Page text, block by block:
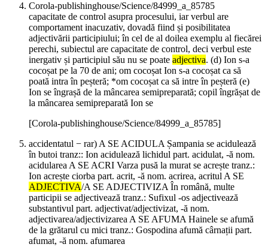
Corola-publishinghouse/Science/84999_a_85785
capacitate de control asupra procesului, iar verbul are
comportament inacuzativ, dovadă fiind și posibilitatea
adjectivării participiului; în cel de al doilea exemplu al fiecărei
perechi, subiectul are capacitate de control, deci verbul este
inergativ și participiul său nu se poate adjectiva. (d) Ion s-a
cocoșat pe la 70 de ani; om cocoșat Ion s-a cocoșat ca să
poată intra în peșteră; *om cocoșat ca să intre în peșteră (e)
Ion se îngrașă de la mâncarea semipreparată; copil îngrășat de
la mâncarea semipreparată Ion se
[Corola-publishinghouse/Science/84999_a_85785]
accidentatul − rar) A SE ACIDULA Șampania se acidulează
în butoi tranz:: Ion acidulează lichidul part. acidulat, -ă nom.
acidularea A SE ACRI Varza pusă la murat se acrește tranz.:
Ion acrește ciorba part. acrit, -ă nom. acrirea, acritul A SE
ADJECTIVA/A SE ADJECTIVIZA În română, multe
participii se adjectivează tranz.: Sufixul -os adjectivează
substantivul part. adjectivat/adjectivizat, -ă nom.
adjectivarea/adjectivizarea A SE AFUMA Hainele se afumă
de la grătarul cu mici tranz.: Gospodina afumă cârnații part.
afumat, -ă nom. afumarea